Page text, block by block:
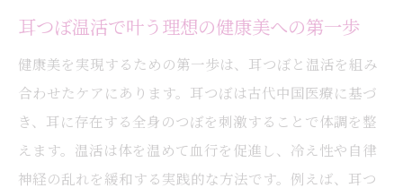
耳つぼ温活で叶う理想の健康美への第一歩
健康美を実現するための第一歩は、耳つぼと温活を組み
合わせたケアにあります。耳つぼは古代中国医療に基づ
き、耳に存在する全身のつぼを刺激することで体調を整
えます。温活は体を温めて血行を促進し、冷え性や自律
神経の乱れを緩和する実践的な方法です。例えば、耳つ